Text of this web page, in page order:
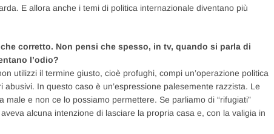
E allora anche i temi di politica internazionale diventano più
corretto. Non pensi che spesso, in tv, quando si parla di
l’odio?
utilizzi il termine giusto, cioè profughi, compi un’operazione politica
In questo caso è un’espressione palesemente razzista. Le
e non ce lo possiamo permettere. Se parliamo di “rifugiati”
alcuna intenzione di lasciare la propria casa e, con la valigia in